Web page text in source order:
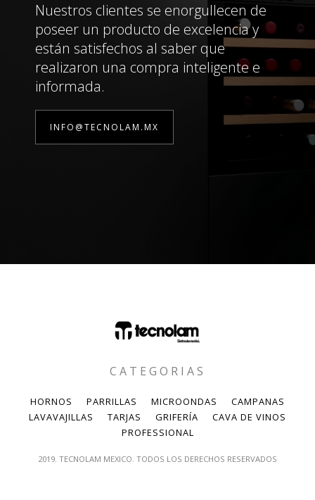
Nuestros clientes se enorgullecen de
poseer un producto de excelencia y
están satisfechos al saber que
realizaron una compra inteligente e
informada.
INFO@TECNOLAM.MX
CATEGORIAS
HORNOS PARRILLAS MICROONDAS
CAMPANAS
LAVAVAJILLAS
TARJAS GRIFERÍA
CAVA DE VINOS
PROFESSIONAL
2019. TECNOLAM MEXICO. TODOS LOS DERECHOS RESERVADOS